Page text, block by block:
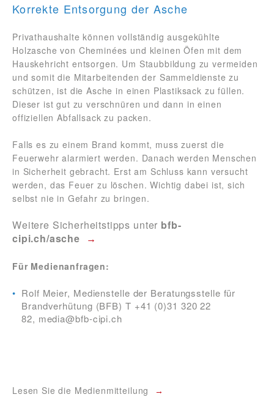
Korrekte Entsorgung der Asche
Privathaushalte können vollständig ausgekühlte
Holzasche von Cheminées und kleinen Öfen mit dem
Hauskehricht entsorgen. Um Staubbildung zu vermeiden
und somit die Mitarbeitenden der Sammeldienste zu
schützen, ist die Asche in einen Plastiksack zu füllen.
Dieser ist gut zu verschnüren und dann in einen
offiziellen Abfallsack zu packen.
Falls es zu einem Brand kommt, muss zuerst die
Feuerwehr alarmiert werden. Danach werden Menschen
in Sicherheit gebracht. Erst am Schluss kann versucht
werden, das Feuer zu löschen. Wichtig dabei ist, sich
selbst nie in Gefahr zu bringen.
Weitere Sicherheitstipps unter bfb-
cipi.ch/asche
Für Medienanfragen:
Rolf Meier, Medienstelle der Beratungsstelle für
Brandverhütung (BFB) T +41 (0)31 320 22
82, media@bfb-cipi.ch
Lesen Sie die Medienmitteilung